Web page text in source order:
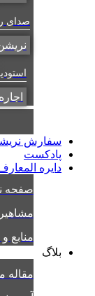
صدای رایگان
نریشن
استودیو
اجاره
سفارش نریشن
پادکست
دایره المعارف
صفحه
مشاهیر
منابع و ماخذ
بلاگ
مقاله